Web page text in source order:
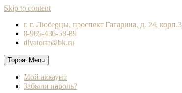
Skip to content
г. г. Люберцы, проспект Гагарина, д. 24, корп.3
8-965-436-58-89
dlyatorta@bk.ru
Topbar Menu
Мой аккаунт
Забыли пароль?